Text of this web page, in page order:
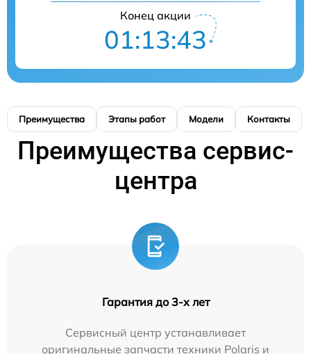
Конец акции
01:13:42
Преимущества Этапы работ Модели Контакты
Преимущества сервис-
центра
Гарантия до 3-х лет
Сервисный центр устанавливает
оригинальные запчасти техники Polaris и